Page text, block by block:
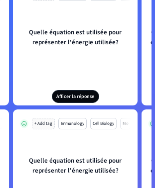
Quelle équation est utilisée pour
représenter l'énergie utilisée?
Afficer la réponse
+ Add tag Immunology Cell Biology Mo
Quelle équation est utilisée pour
représenter l'énergie utilisée?